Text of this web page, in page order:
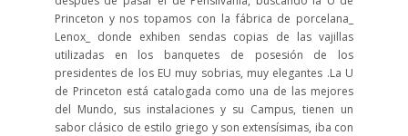
Princeton y nos topamos con la fábrica de porcelana_
Lenox_ donde exhiben sendas copias de las vajillas
utilizadas en los banquetes de posesión de los
presidentes de los EU muy sobrias, muy elegantes .La U
de Princeton está catalogada como una de las mejores
del Mundo, sus instalaciones y su Campus, tienen un
sabor clásico de estilo griego y son extensísimas, iba con